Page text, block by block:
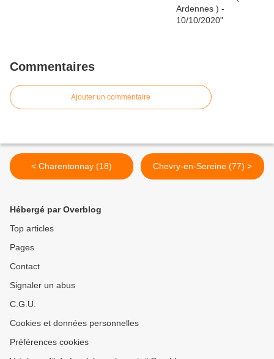
Commentaires
Ajouter un commentaire
< Charentonnay (18) Chevry-en-Sereine (77) >
Hébergé par Overblog
Top articles
Pages
Contact
Signaler un abus
C.G.U.
Cookies et données personnelles
Préférences cookies